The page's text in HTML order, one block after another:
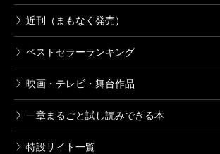
近刊（まもなく発売）
ベストセラーランキング
映画・テレビ・舞台作品
一章まるごと試し読みできる本
特設サイト一覧